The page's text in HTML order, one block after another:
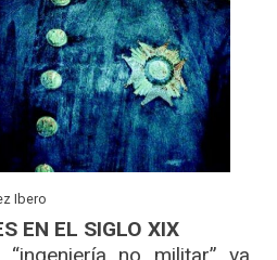
Ibero
EN EL SIGLO XIX
no militar” va